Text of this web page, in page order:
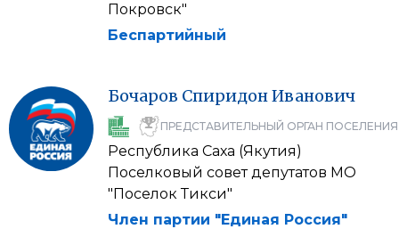
Покровск"
Беспартийный
Бочаров СпиридонИванович
ПРЕДСТАВИТЕЛЬНЫЙ ОРГАН ПОСЕЛЕНИЯ
Республика Саха (Якутия)
Поселковый совет депутатов МО
"Поселок Тикси"
Член партии "Единая Россия"